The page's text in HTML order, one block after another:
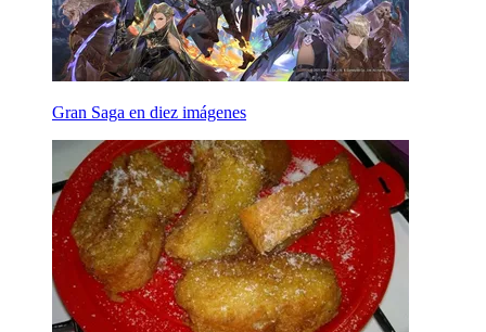
Gran Saga en diez imágenes